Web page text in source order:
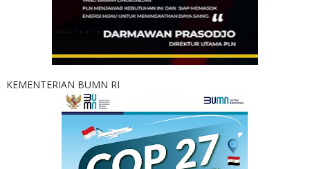
KEMENTERIAN BUMN RI